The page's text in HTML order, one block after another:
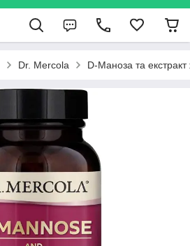
Dr. Mercola D-Маноза та